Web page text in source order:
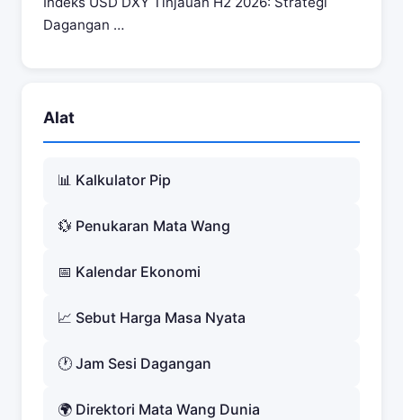
Dagangan …
Alat
📊 Kalkulator Pip
💱 Penukaran Mata Wang
📅 Kalendar Ekonomi
📈 Sebut Harga Masa Nyata
🕐 Jam Sesi Dagangan
🌍 Direktori Mata Wang Dunia